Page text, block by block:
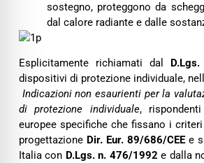
sostegno, proteggono da
dal calore radiante e dalle
Esplicitamente richiamati dal
dispositivi di protezione individuale,
Indicazioni non esaurienti per la
di protezione individuale,
europee specifiche che fissano i
progettazione Dir. Eur. 89/686/CEEe
Italia con D.Lgs. n. 476/1992 e dalla